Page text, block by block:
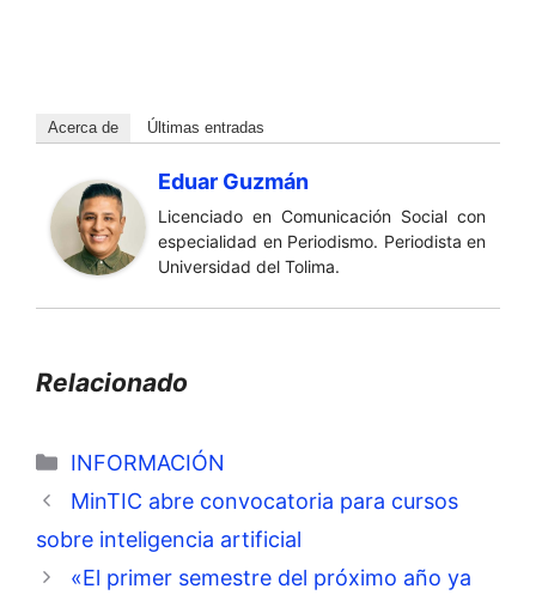
Acerca de Últimas entradas
Eduar Guzmán
Licenciado en Comunicación Social con
especialidad en Periodismo. Periodista en
Universidad del Tolima.
Relacionado
Categorías
INFORMACIÓN
MinTIC abre convocatoria para cursos
sobre inteligencia artificial
«El primer semestre del próximo año ya